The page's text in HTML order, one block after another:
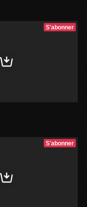
S'abonner
S'abonner